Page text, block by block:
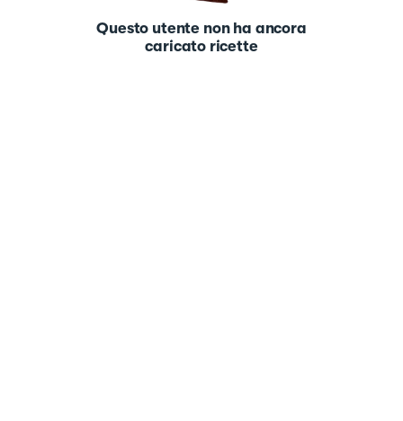
Questo utente non ha ancora
caricato ricette